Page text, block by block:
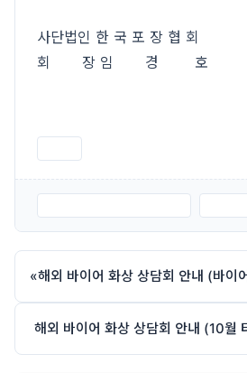
사단법인 한 국 포 장 협 회
회 장 임 경 호
«해외 바이어 화상 상담회 안내 (바이
해외 바이어 화상 상담회 안내 (10월